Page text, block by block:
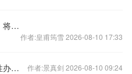
六大银行集体表态支持房企融资，将如何影响楼市？
作者:皇甫筠雪 2026-08-10 17:33
倡导企事业单位错峰上下班、弹性办公！北京发布七条响应措施 作者:景真剑 2026-08-10 09:24